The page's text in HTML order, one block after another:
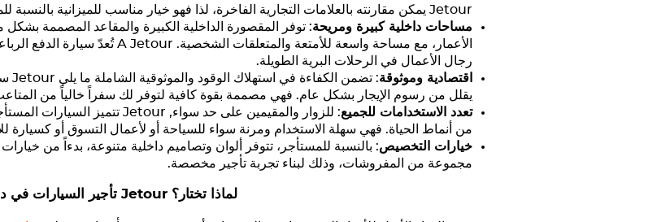
Jetour يمكن مقارنته بالعلامات التجارية الفاخرة، لذا فهو خيار مناسب للميزانية بالنسبة
مساحات داخلية كبيرة ومريحة: توفر المقصورة الداخلية الكبيرة والمقاعد المصممة
الأعمار، مع مساحة واسعة للأمتعة والمتعلقات الشخصية. A Jetour
تُعدّ سيارة الدفع
رجال الأعمال في الرحلات البرية الطويلة.
اقتصادية وموثوقة: تضمن الكفاءة في استهلاك الوقود والموثوقية الشاملة ما يلي Jetour
يقلل من رسوم الإيجار بشكل عام. فهي مصممة بقوة كافية لتوفر لك سفراً خالياً من
تعدد الاستخدامات للجميع: للزوار والمقيمين على حد سواء, Jetour تتميز السيارات
من أنماط الحياة. فهي سهلة الاستخدام ومرنة سواء للسياحة أو لأعمال التسوق أو كسيارة
خيارات التخصيص: بالنسبة للمستأجر، تتوفر ألوان وتصاميم داخلية متنوعة، بدءاً من خيارات
مجموعة من المفروشات، وذلك لبناء تجربة تأجير مخصصة.
لماذا تختار؟Jetour تأجير السيارات في